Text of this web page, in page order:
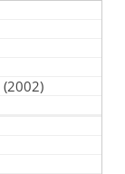
(2002)